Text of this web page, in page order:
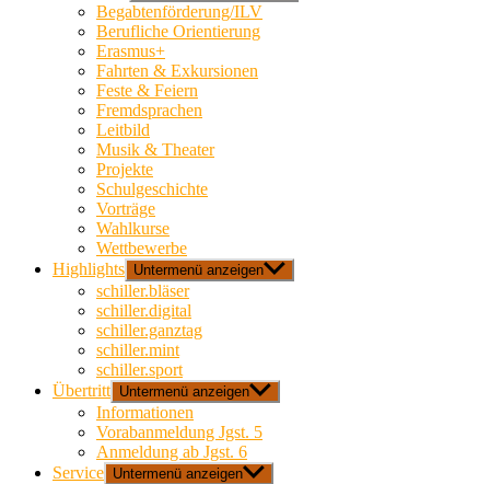
Begabtenförderung/ILV
Berufliche Orientierung
Erasmus+
Fahrten & Exkursionen
Feste & Feiern
Fremdsprachen
Leitbild
Musik & Theater
Projekte
Schulgeschichte
Vorträge
Wahlkurse
Wettbewerbe
Highlights Untermenü anzeigen
schiller.bläser
schiller.digital
schiller.ganztag
schiller.mint
schiller.sport
Übertritt Untermenü anzeigen
Informationen
Vorabanmeldung Jgst. 5
Anmeldung ab Jgst. 6
Service Untermenü anzeigen